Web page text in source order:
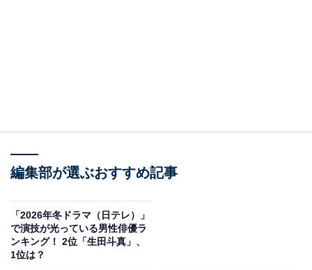
2位には『冬のなんかさ、春のなんかね』（日本テレビ
系）が選ばれました。水曜ドラマとして放送中の作品
編集部が選ぶおすすめ記事
「2026年冬ドラマ（日テレ）」
で演技が光っている男性俳優ラ
ンキング！ 2位「生田斗真」、
1位は？